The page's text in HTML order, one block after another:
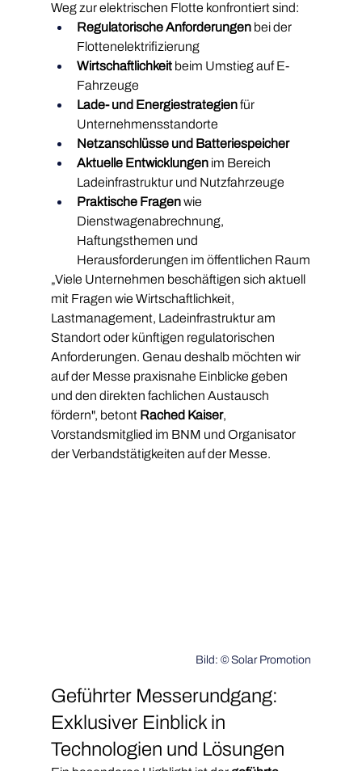
Weg zur elektrischen Flotte konfrontiert sind:
Regulatorische Anforderungen bei der
Flottenelektrifizierung
Wirtschaftlichkeit beim Umstieg auf E-
Fahrzeuge
Lade- und Energiestrategien für
Unternehmensstandorte
Netzanschlüsse und Batteriespeicher
Aktuelle Entwicklungen im Bereich
Ladeinfrastruktur und Nutzfahrzeuge
Praktische Fragen wie
Dienstwagenabrechnung,
Haftungsthemen und
Herausforderungen im öffentlichen Raum
„Viele Unternehmen beschäftigen sich aktuell
mit Fragen wie Wirtschaftlichkeit,
Lastmanagement, Ladeinfrastruktur am
Standort oder künftigen regulatorischen
Anforderungen. Genau deshalb möchten wir
auf der Messe praxisnahe Einblicke geben
und den direkten fachlichen Austausch
fördern", betont Rached Kaiser,
Vorstandsmitglied im BNM und Organisator
der Verbandstätigkeiten auf der Messe.
Bild: © Solar Promotion
Geführter Messerundgang:
Exklusiver Einblick in
Technologien und Lösungen